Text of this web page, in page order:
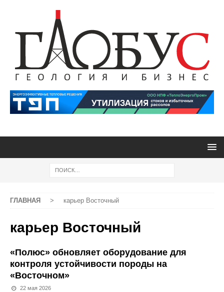
ГЛАВНАЯ > карьер Восточный
карьер Восточный
«Полюс» обновляет оборудование для
контроля устойчивости породы на
«Восточном»
22 мая 2026